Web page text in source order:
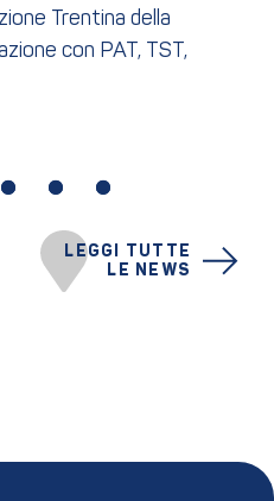
LEGGI TUTTE
LE NEWS
Trentina della
con PAT, TST,